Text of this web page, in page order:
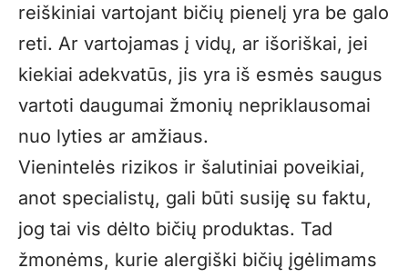
reiškiniai vartojant bičių pienelį yra be galo
reti. Ar vartojamas į vidų, ar išoriškai, jei
kiekiai adekvatūs, jis yra iš esmės saugus
vartoti daugumai žmonių nepriklausomai
nuo lyties ar amžiaus.
Vienintelės rizikos ir šalutiniai poveikiai,
anot specialistų, gali būti susiję su faktu,
jog tai vis dėlto bičių produktas. Tad
žmonėms, kurie alergiški bičių įgėlimams